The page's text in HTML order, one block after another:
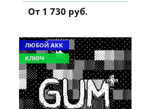
От 1 730 руб.
ЛЮБОЙ АКК
КЛЮЧ